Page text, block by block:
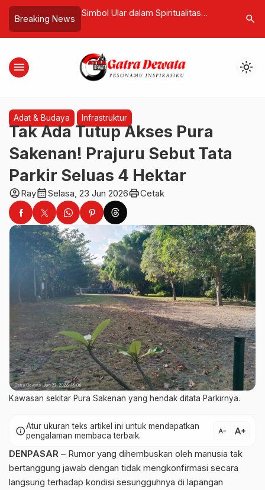
Breaking News
Garuda
Turbulensi
Simbol Ular dalam Spiritualitas
Ajaran Abrahamik?
Dipuji,
search
menu light_mode
Adat & Budaya Infrastruktur
Tak Ada Tutup Akses Pura
Sakenan! Prajuru Sebut Tata
Parkir Seluas 4 Hektar
account_circleRaycalendar_monthSelasa, 23 Jun 2026printCetak
Kawasan sekitar Pura Sakenan yang hendak ditata Parkirnya.
infoAtur ukuran teks artikel ini untuk mendapatkan
pengalaman membaca terbaik.
text_decrease text_increase
DENPASAR – Rumor yang dihembuskan oleh manusia tak
bertanggung jawab dengan tidak mengkonfirmasi secara
langsung terhadap kondisi sesungguhnya di lapangan